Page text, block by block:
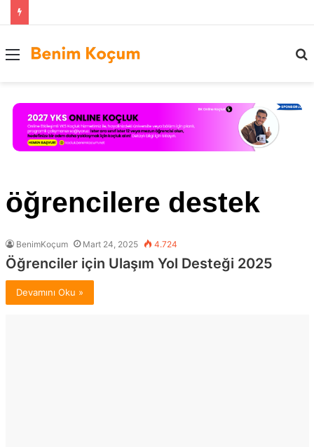
Menü
öğrencilere destek
BenimKoçum Mart 24, 2025 4.724
Öğrenciler için Ulaşım Yol Desteği 2025
Devamını Oku »